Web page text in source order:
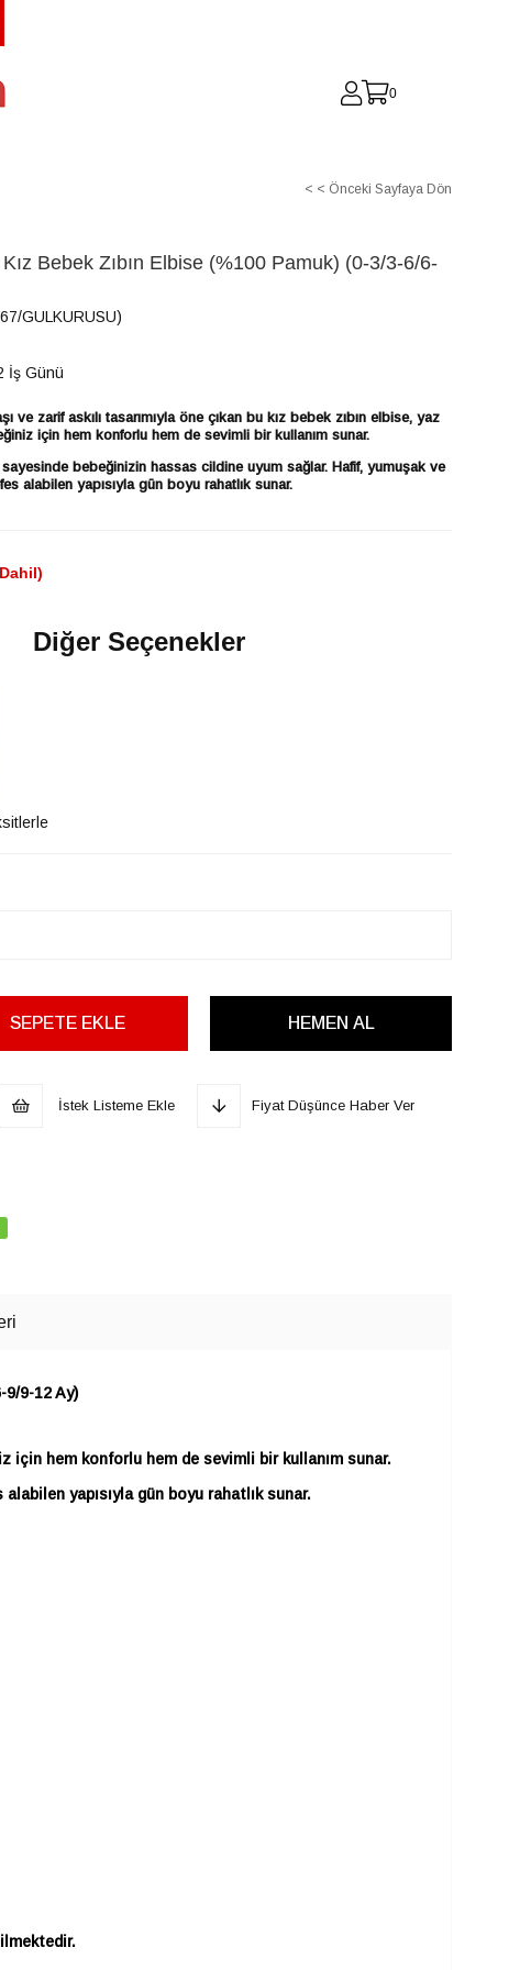
0
< < Önceki Sayfaya Dön
Bebek Zıbın Elbise (%100 Pamuk) (0-3/3-6/6-
GULKURUSU)
İş Günü
ve zarif askılı tasarımıyla öne çıkan bu kız bebek zıbın elbise, yaz
için hem konforlu hem de sevimli bir kullanım sunar.
bebeğinizin hassas cildine uyum sağlar. Hafif, yumuşak ve
alabilen yapısıyla gün boyu rahatlık sunar.
Diğer Seçenekler
İstek Listeme Ekle Fiyat Düşünce Haber Ver
9/9-12 Ay)
için hem konforlu hem de sevimli bir kullanım sunar.
yapısıyla gün boyu rahatlık sunar.